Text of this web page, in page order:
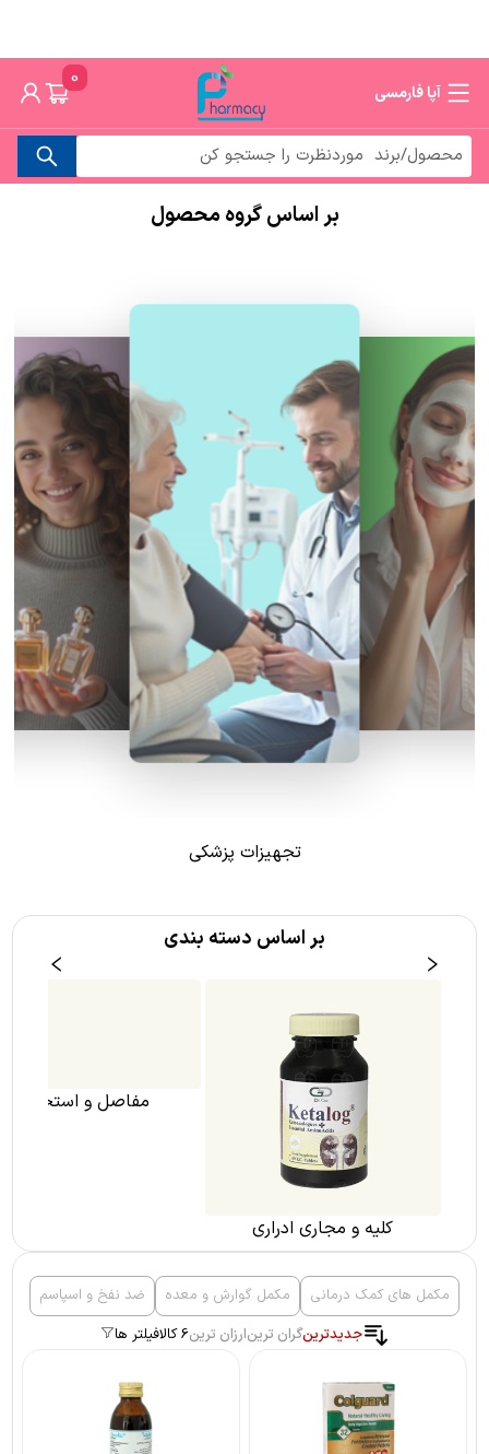
آپا فارمسی
0
بر اساس گروه محصول
تجهیزات پزشکی
بر اساس دسته بندی
کلیه و مجاری ادراری
مکمل های کمک درمانی مکمل گوارش و معده
ضد نفخ و اسپاسم
جدیدترینگران ترینارزان ترین6 کالا فیلتر ها